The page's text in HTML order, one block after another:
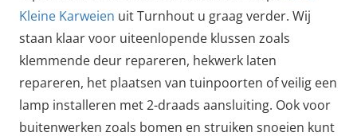
Kleine Karweien uit Turnhout u graag verder. Wij
staan klaar voor uiteenlopende klussen zoals
klemmende deur repareren, hekwerk laten
repareren, het plaatsen van tuinpoorten of veilig een
lamp installeren met 2-draads aansluiting. Ook voor
buitenwerken zoals bomen en struiken snoeien kunt